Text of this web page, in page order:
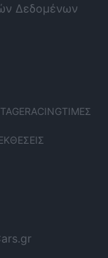
Δεδομένων
RACINGΤΙΜΈΣ